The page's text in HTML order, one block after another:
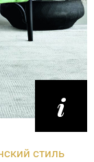
стиль